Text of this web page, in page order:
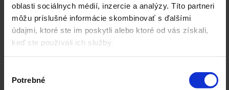
oblasti sociálnych médií, inzercie a analýzy. Títo partneri
môžu príslušné informácie skombinovať s ďalšími
údajmi, ktoré ste im poskytli alebo ktoré od vás získali,
keď ste používali ich služby.
súhlasu
Potrebné
ROAS
ROAS (Return on Advertising Spend), teda návratnosť výdavkov
na reklamu, je kľúčový finančný ukazovateľ, ktorý meria
efektívnosť reklamných kampaní. Vyjadruje pomer medzi výnosmi
ROI (Return on Investment)